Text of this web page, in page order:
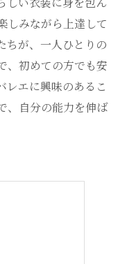
しみながら上達して
ちが、一人ひとりの
、初めての方でも安
レエに興味のあるこ
、自分の能力を伸ば